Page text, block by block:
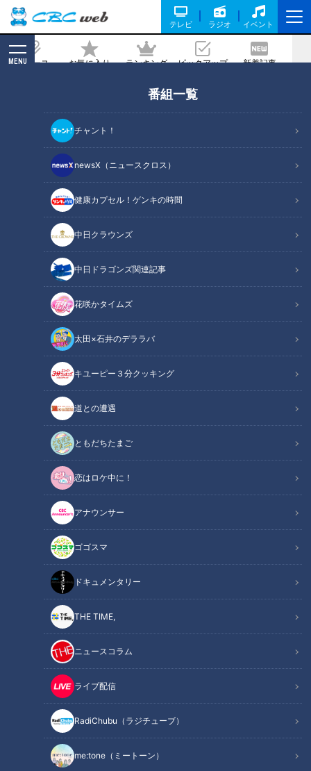
テレビ ラジオ イベント
ニュース お気に入り ランキング ピックアップ 新着記事
MENU
番組一覧
チャント！
newsX（ニュースクロス）
健康カプセル！ゲンキの時間
中日クラウンズ
中日ドラゴンズ関連記事
花咲かタイムズ
太田×石井のデララバ
キユーピー３分クッキング
道との遭遇
ともだちたまご
恋はロケ中に！
アナウンサー
ゴゴスマ
ドキュメンタリー
THE TIME,
ニュースコラム
ライブ配信
RadiChubu（ラジチューブ）
me:tone（ミートーン）
るか！？ウエスタンリーグ9勝 竜希望
の星・松木平優太
記事に戻る
「サンデードラゴンズ」より松木平優太投手(C)CBCテレビ
この記事の画像（全5枚）
記事に戻る
この記事を見たあなたへのおすすめ